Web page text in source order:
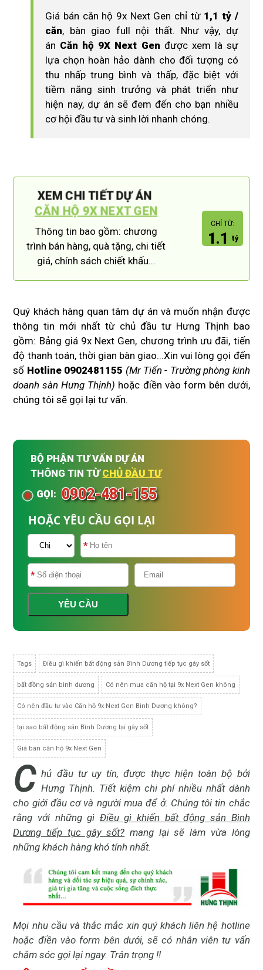
Giá bán căn hộ 9x Next Gen chỉ từ 1,1 tỷ /
căn, bàn giao full nội thất. Như vậy, dự
án Căn hộ 9X Next Gen được xem là sự
lựa chọn hoàn hảo dành cho đối tượng có
thu nhấp trung bình và thấp, đặc biệt với
tiềm năng sinh trưởng và phát triển như
hiện nay, dự án sẽ đem đến cho bạn nhiều
cơ hội đầu tư và sinh lời nhanh chóng.
XEM CHI TIẾT DỰ ÁN
CĂN HỘ 9X NEXT GEN
CHỈ TỪ:
1.1 tỷ
Thông tin bao gồm: chương
trình bán hàng, quà tặng, chi tiết
giá, chính sách chiết khấu...
Quý khách hàng quan tâm dự án và muốn nhận được
thông tin mới nhất từ chủ đầu tư Hưng Thịnh bao
gồm: Bảng giá 9x Next Gen, chương trình ưu đãi, tiến
độ thanh toán, thời gian bàn giao...Xin vui lòng gọi đến
số Hotline 0902481155 (Mr Tiến - Trường phòng kinh
doanh sàn Hưng Thịnh) hoặc điền vào form bên dưới,
chúng tôi sẽ gọi lại tư vấn.
BỘ PHẬN TƯ VẤN DỰ ÁN
THÔNG TIN TỪCHỦ ĐẦU TƯ
GỌI: 0902-481-155
HOẶC YÊU CẦU GỌI LẠI
YÊU CẦU
Tags Điều gì khiến bất động sản Bình Dương tiếp tục gây sốt
bất đồng sản bình dương Có nên mua căn hộ tại 9x Next Gen không
Có nên đầu tư vào Căn hộ 9x Next Gen Bình Dương không?
tại sao bất động sản Bình Dương lại gây sốt
Giá bán căn hộ 9x Next Gen
C hủ đầu tư uy tín, được thực hiện toàn bộ bởi
Hưng Thịnh. Tiết kiệm chi phí nhiều nhất dành
cho giới đầu cơ và người mua để ở. Chúng tôi tin chắc
rằng với những gì Điều gì khiến bất động sản Bình
Dương tiếp tục gây sốt? mang lại sẽ làm vừa lòng
những khách hàng khó tính nhất.
Mọi nhu cầu và thắc mắc xin quý khách liên hệ hotline
hoặc điền vào form bên dưới, sẽ có nhân viên tư vấn
chăm sóc gọi lại ngay. Trân trọng !!